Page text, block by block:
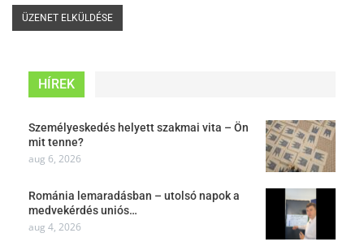
HÍREK
Személyeskedés helyett szakmai vita – Ön
mit tenne?
aug 6, 2026
Románia lemaradásban – utolsó napok a
medvekérdés uniós…
aug 4, 2026